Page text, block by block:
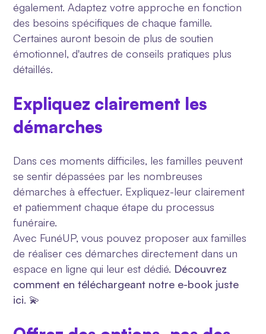
également. Adaptez votre approche en fonction
des besoins spécifiques de chaque famille.
Certaines auront besoin de plus de soutien
émotionnel, d'autres de conseils pratiques plus
détaillés.
Expliquez clairement les
démarches
Dans ces moments difficiles, les familles peuvent
se sentir dépassées par les nombreuses
démarches à effectuer. Expliquez-leur clairement
et patiemment chaque étape du processus
funéraire.
Avec FunéUP, vous pouvez proposer aux familles
de réaliser ces démarches directement dans un
espace en ligne qui leur est dédié. Découvrez
comment en téléchargeant notre e-book juste
ici. 💫